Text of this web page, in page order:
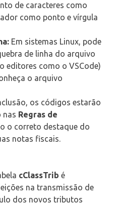
de caracteres como
como ponto e vírgula
Em sistemas Linux, pode
de linha do arquivo
editores como o VSCode)
o arquivo
os códigos estarão
nas Regras de
o correto destaque do
notas fiscais.
cClassTrib é
na transmissão de
dos novos tributos